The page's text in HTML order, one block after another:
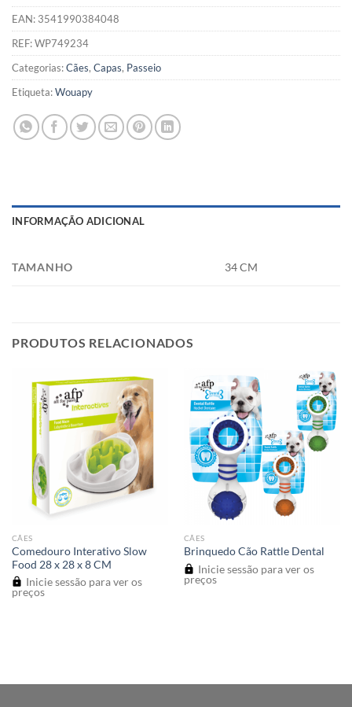
EAN: 3541990384048
REF:WP749234
Categorias:Cães, Capas, Passeio
Etiqueta:Wouapy
INFORMAÇÃO ADICIONAL
TAMANHO 34 CM
PRODUTOS RELACIONADOS
CÃES
Comedouro Interativo Slow
Food 28 x 28 x 8 CM
Inicie sessão para ver os
preços
CÃES
Brinquedo Cão Rattle Dental
Inicie sessão para ver os
preços